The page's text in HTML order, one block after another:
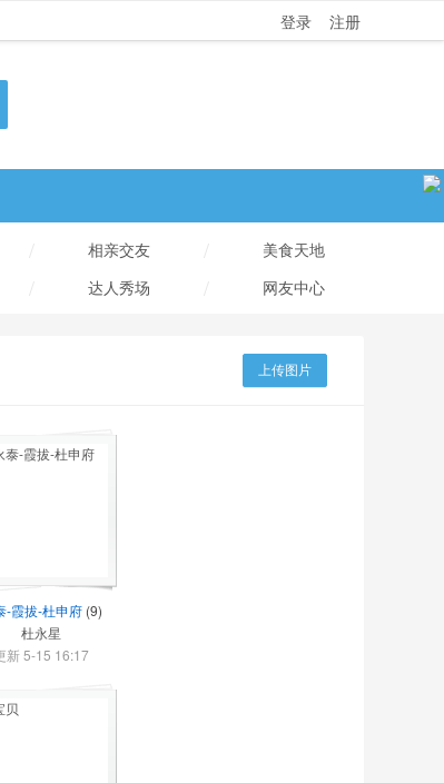
登录 注册
相亲交友
美食天地
达人秀场 网友中心
上传图片
-霞拔-杜申府 (9)
杜永星
新 5-15 16:17